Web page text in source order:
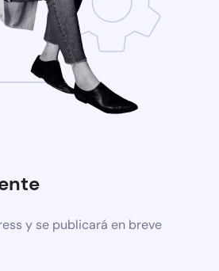
y se publicará en breve